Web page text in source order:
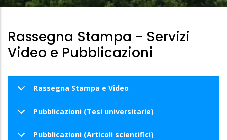
Rassegna Stampa - Servizi
Video e Pubblicazioni
Rassegna Stampa e Video
Pubblicazioni (Tesi universitarie)
Pubblicazioni (Articoli scientifici)